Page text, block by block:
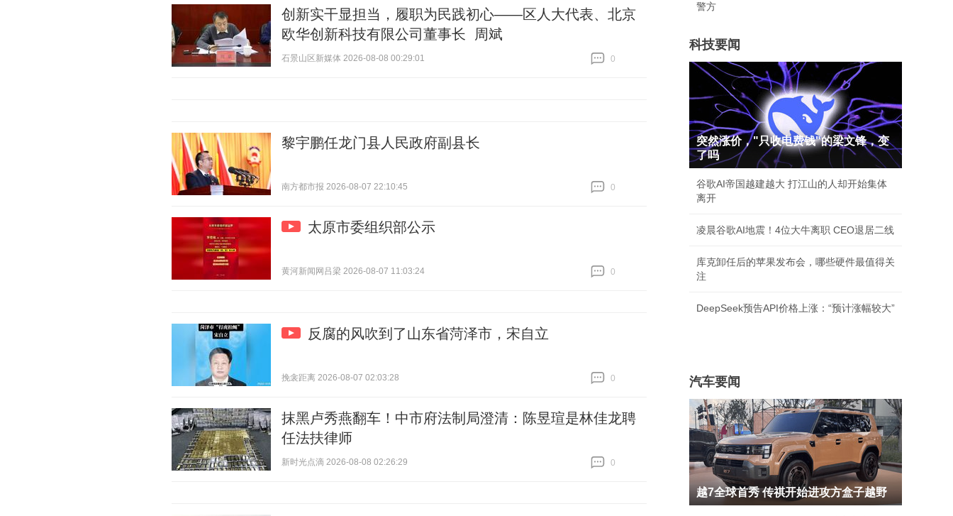
创新实干显担当，履职为民践初心——区人大代表、北京
欧华创新科技有限公司董事长 周斌
石景山区新媒体 2026-08-08 00:29:01
0
黎宇鹏任龙门县人民政府副县长
南方都市报 2026-08-07 22:10:45
0
太原市委组织部公示
黄河新闻网吕梁 2026-08-07 11:03:24
0
反腐的风吹到了山东省菏泽市，宋自立
挽衾距离 2026-08-07 02:03:28
0
抹黑卢秀燕翻车！中市府法制局澄清：陈昱瑄是林佳龙聘
任法扶律师
新时光点滴 2026-08-08 02:26:29
0
警方
科技要闻
突然涨价，"只收电费钱"的梁文锋，变
了吗
谷歌AI帝国越建越大 打江山的人却开始集体
离开
凌晨谷歌AI地震！4位大牛离职 CEO退居二线
库克卸任后的苹果发布会，哪些硬件最值得关
注
DeepSeek预告API价格上涨：“预计涨幅较大”
汽车要闻
越7全球首秀 传祺开始进攻方盒子越野